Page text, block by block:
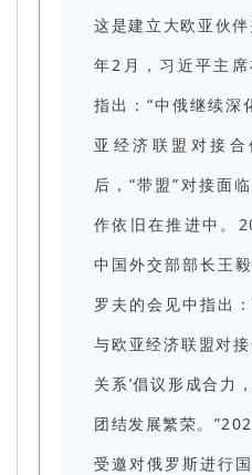
这是建立大欧亚伙伴
年2月，习近平主
指出：“中俄继续深
亚经济联盟对接
后，“带盟”对接面
作依旧在推进中。
中国外交部部长王
罗夫的会见中指出
与欧亚经济联盟对
关系’倡议形成合力
团结发展繁荣。
受邀对俄罗斯进行